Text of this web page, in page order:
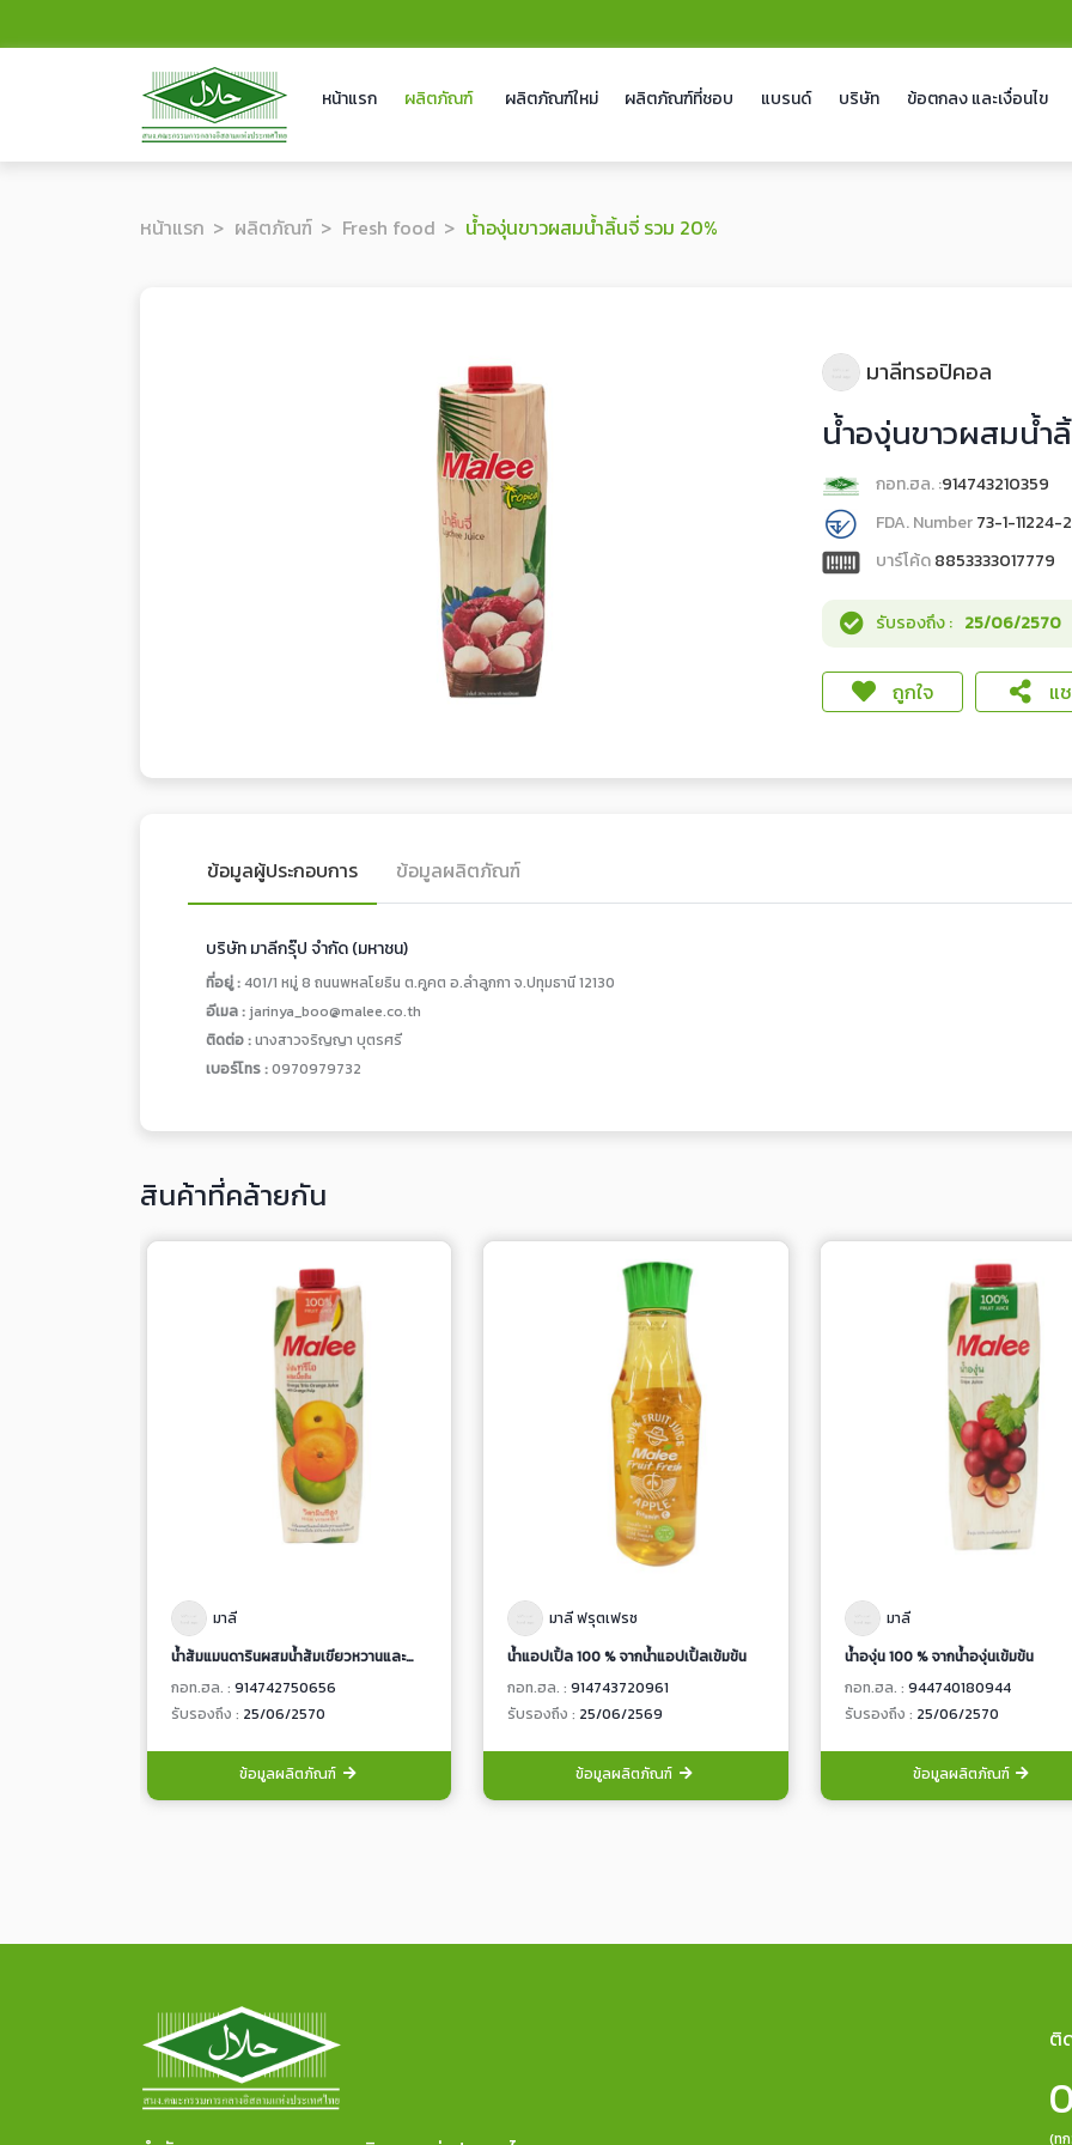
หน้าแรก ผลิตภัณฑ์ ผลิตภัณฑ์ใหม่ ผลิตภัณฑ์ที่ชอบ แบรนด์ บริษัท ข้อตกลง และเงื่อนไข
หน้าแรก ผลิตภัณฑ์ Fresh food น้ำองุ่นขาวผสมน้ำลิ้นจี่ รวม 20%
มาลีทรอปิคอล
น้ำองุ่นขาวผสมน้ำ
กอท.ฮล. :914743210359
FDA. Number73-1-11224-
บาร์โค้ด8853333017779
รับรองถึง : 25/06/2570
ถูกใจ แ
ข้อมูลผู้ประกอบการ ข้อมูลผลิตภัณฑ์
บริษัท มาลีกรุ๊ป จำกัด (มหาชน)
ที่อยู่ :401/1 หมู่ 8 ถนนพหลโยธิน ต.คูคต อ.ลำลูกกา จ.ปทุมธานี 12130
อีเมล : jarinya_boo@malee.co.th
ติดต่อ :นางสาวจริญญา บุตรศรี
เบอร์โทร :0970979732
สินค้าที่คล้ายกัน
มาลี
น้ำส้มแมนดารินผสมน้ำส้มเขียวหวานและน้ำส้มวาเลนเซียผสมเนื้อส้ม 100% จากน้ำส้มเข้มข้น
กอท.ฮล. : 914742750656
รับรองถึง : 25/06/2570
ข้อมูลผลิตภัณฑ์
มาลี ฟรุตเฟรช
น้ำแอปเปิ้ล 100 % จากน้ำแอปเปิ้ลเข้มข้น
กอท.ฮล. :914743720961
รับรองถึง : 25/06/2569
ข้อมูลผลิตภัณฑ์
มาลี
น้ำองุ่น 100 % จากน้ำองุ่นเข้มข้น
กอท.ฮล. : 944740180944
รับรองถึง : 25/06/2570
ข้อมูลผลิตภัณฑ์
ติ
(ทุ